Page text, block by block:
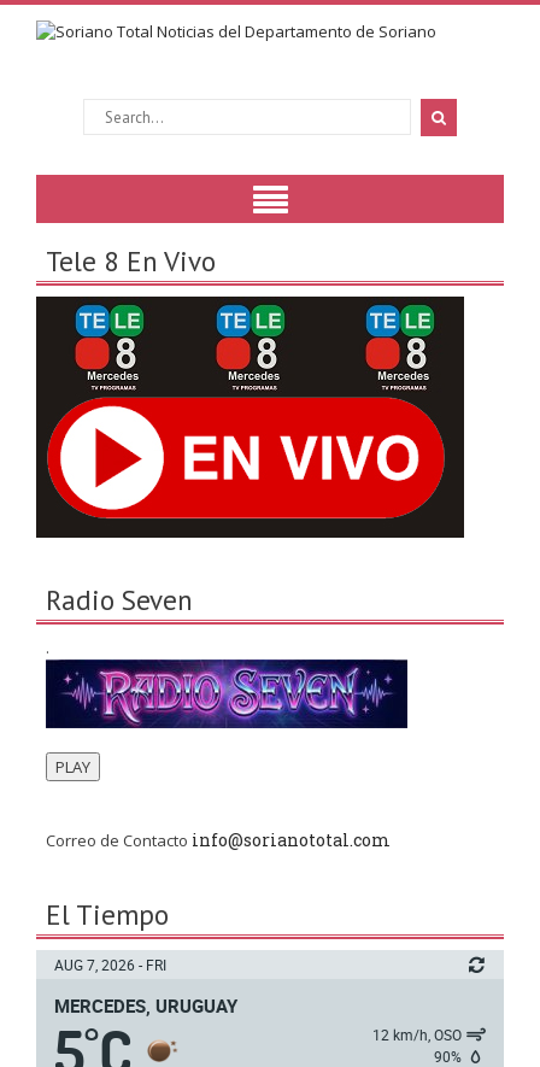
Tele 8 En Vivo
Radio Seven
.
PLAY
Correo de Contacto info@sorianototal.com
El Tiempo
AUG 7, 2026 - FRI
MERCEDES, URUGUAY
°
12 km/h, OSO
90%